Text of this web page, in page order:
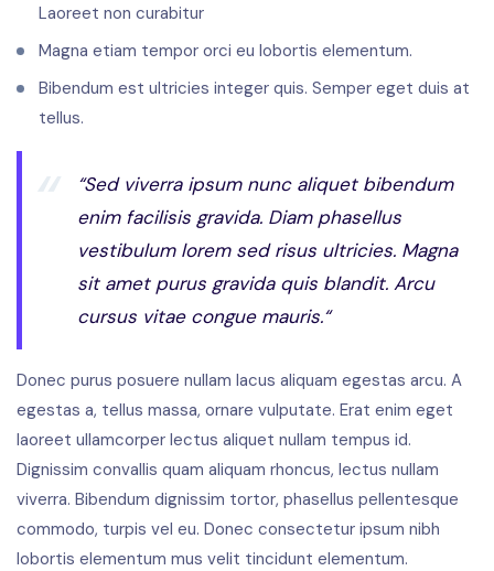
Laoreet non curabitur
Magna etiam tempor orci eu lobortis elementum.
Bibendum est ultricies integer quis. Semper eget duis at
tellus.
“Sed viverra ipsum nunc aliquet bibendum
enim facilisis gravida. Diam phasellus
vestibulum lorem sed risus ultricies. Magna
sit amet purus gravida quis blandit. Arcu
cursus vitae congue mauris.“
Donec purus posuere nullam lacus aliquam egestas arcu. A
egestas a, tellus massa, ornare vulputate. Erat enim eget
laoreet ullamcorper lectus aliquet nullam tempus id.
Dignissim convallis quam aliquam rhoncus, lectus nullam
viverra. Bibendum dignissim tortor, phasellus pellentesque
commodo, turpis vel eu. Donec consectetur ipsum nibh
lobortis elementum mus velit tincidunt elementum.